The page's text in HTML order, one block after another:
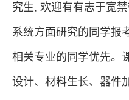
究生, 欢迎有有志于宽
系统方面研究的同学报
相关专业的同学优先。
设计、材料生长、器件